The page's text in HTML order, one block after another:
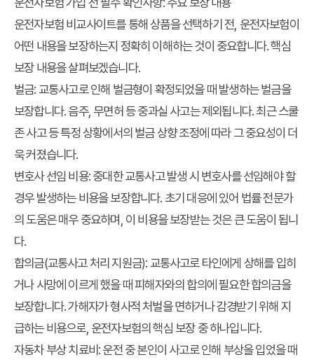
운전자보험 비교사이트를 통해 상품을 선택하기 전, 운전자보험이
어떤 내용을 보장하는지 정확히 이해하는 것이 중요합니다. 핵심
보장 내용을 살펴보겠습니다.
벌금: 교통사고로 인해 벌금형이 확정되었을 때 발생하는 벌금을
보장합니다. 음주, 무면허 등 중과실 사고는 제외됩니다. 최근 스쿨
존 사고 등 특정 상황에서의 벌금 상향 조정에 따라 그 중요성이 더
욱 커졌습니다.
변호사 선임 비용: 중대한 교통사고 발생 시 변호사를 선임해야 할
경우 발생하는 비용을 보장합니다. 초기 대응에 있어 법률 전문가
의 도움은 매우 중요하며, 이 비용을 보장받는 것은 큰 도움이 됩니
다.
합의금(교통사고 처리 지원금): 교통사고로 타인에게 상해를 입히
거나 사망에 이르게 했을 때 피해자와의 합의에 필요한 합의금을
보장합니다. 가해자가 형사적 처벌을 면하거나 감경받기 위해 지
급하는 비용으로, 운전자보험의 핵심 보장 중 하나입니다.
자동차 부상 치료비: 운전 중 본인이 사고로 인해 부상을 입었을 때